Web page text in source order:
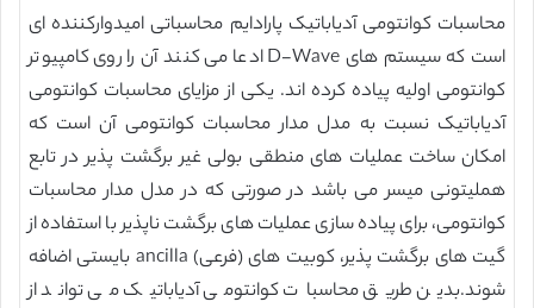
محاسبات کوانتومی آدیاباتیک پارادایم محاسباتی امیدوارکننده ای
است که سیستم های D-Wave ادعا می کنند آن را روی کامپیوتر
کوانتومی اولیه پیاده کرده اند. یکی از مزایای محاسبات کوانتومی
آدیاباتیک نسبت به مدل مدار محاسبات کوانتومی آن است که
امکان ساخت عملیات های منطقی بولی غیر برگشت پذیر در تابع
هملیتونی میسر می باشد در صورتی که در مدل مدار محاسبات
کوانتومی، برای پیاده سازی عملیات های برگشت ناپذیر با استفاده از
گیت های برگشت پذیر، کوبیت های (فرعی) ancilla بایستی اضافه
شوند.بدین طریق محاسبات کوانتومی آدیاباتیک می تواند از